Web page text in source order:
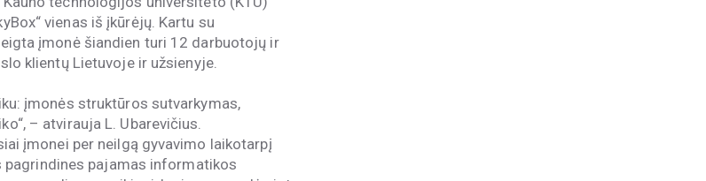
vienas iš įkūrėjų. Kartu su
įmonė šiandien turi 12 darbuotojų ir
klientų Lietuvoje ir užsienyje.
įmonės struktūros sutvarkymas,
– atvirauja L. Ubarevičius.
įmonei per neilgą gyvavimo laikotarpį
pajamas informatikos